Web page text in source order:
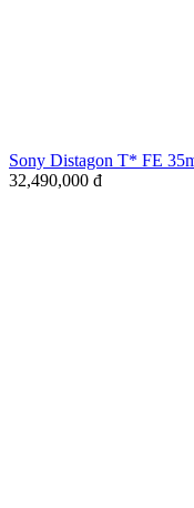
Sony Distagon T* FE
32,490,000 đ